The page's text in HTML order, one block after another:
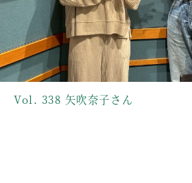
Vol. 338 矢吹奈子さん